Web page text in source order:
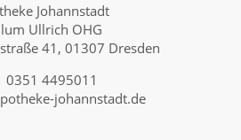
Johannstadt
Ullrich OHG
41, 01307 Dresden
0351 4495011
johannstadt.de